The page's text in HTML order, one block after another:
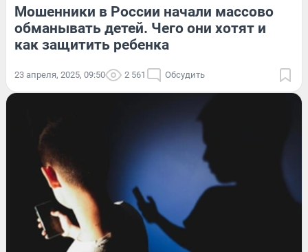
Мошенники в России начали массово
обманывать детей. Чего они хотят и
как защитить ребенка
23 апреля, 2025, 09:50 2 561 Обсудить